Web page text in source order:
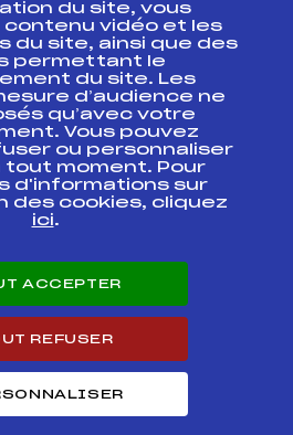
fédéral
Formation, Suivi
du site, vous
contenu vidéo et les
du site, ainsi que des
permettant le
du site. Les
d’audience ne
qu’avec votre
Vous pouvez
ou personnaliser
tout moment. Pour
d'informations sur
des cookies, cliquez
ici.
ACCEPTER
REFUSER